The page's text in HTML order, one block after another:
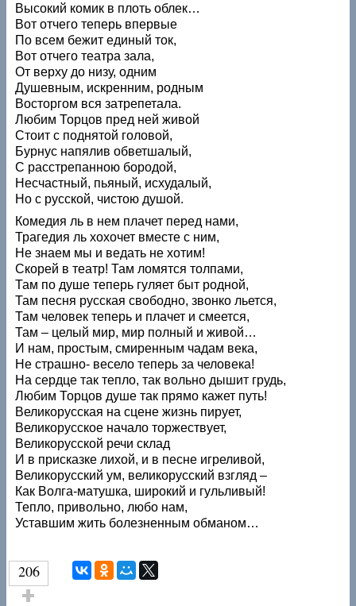
Высокий комик в плоть облек…
Вот отчего теперь впервые
По всем бежит единый ток,
Вот отчего театра зала,
От верху до низу, одним
Душевным, искренним, родным
Восторгом вся затрепетала.
Любим Торцов пред ней живой
Стоит с поднятой головой,
Бурнус напялив обветшалый,
С расстрепанною бородой,
Несчастный, пьяный, исхудалый,
Но с русской, чистою душой.
Комедия ль в нем плачет перед нами,
Трагедия ль хохочет вместе с ним,
Не знаем мы и ведать не хотим!
Скорей в театр! Там ломятся толпами,
Там по душе теперь гуляет быт родной,
Там песня русская свободно, звонко льется,
Там человек теперь и плачет и смеется,
Там – целый мир, мир полный и живой…
И нам, простым, смиренным чадам века,
Не страшно- весело теперь за человека!
На сердце так тепло, так вольно дышит грудь,
Любим Торцов душе так прямо кажет путь!
Великорусская на сцене жизнь пирует,
Великорусское начало торжествует,
Великорусской речи склад
И в присказке лихой, и в песне игреливой,
Великорусский ум, великорусский взгляд –
Как Волга-матушка, широкий и гульливый!
Тепло, привольно, любо нам,
Уставшим жить болезненным обманом…
206